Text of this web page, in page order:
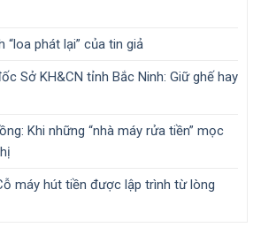
phát lại” của tin giả
Sở KH&CN tỉnh Bắc Ninh: Giữ ghế hay
Khi những “nhà máy rửa tiền” mọc
máy hút tiền được lập trình từ lòng